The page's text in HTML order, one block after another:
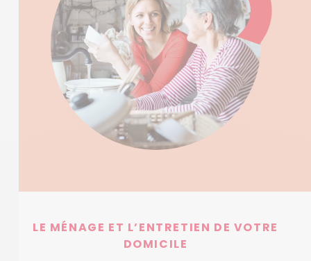
LE MÉNAGE ET L’ENTRETIEN DE VOTRE
DOMICILE